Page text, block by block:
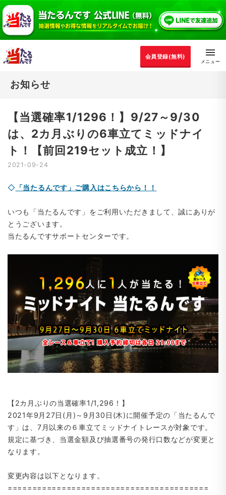
会員登録(無料)
お知らせ
【当選確率1/1296！】9/27～9/30
は、2カ月ぶりの6車立てミッドナイ
ト！【前回219セット成立！】
2021-09-24
◇ 「当たるんです」ご購入はこちらから！！
いつも「当たるんです」をご利用いただきまして、誠にありが
とうございます。
当たるんですサポートセンターです。
【2カ月ぶりの当選確率1/1,296！】
2021年9月27日(月)～9月30日(木)に開催予定の「当たるんで
す」は、7月以来の６車立てミッドナイトレースが対象です。
規定に基づき、当選金額及び抽選番号の発行口数などが変更と
なります。
変更内容は以下となります。
=========================================